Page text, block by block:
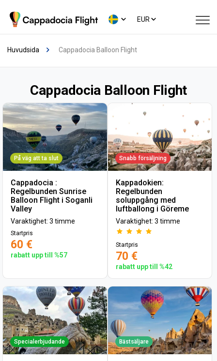
EUR
Huvudsida Cappadocia Balloon Flight
Cappadocia Balloon Flight
På väg att ta slut
Cappadocia :
Regelbunden Sunrise
Balloon Flight i Soganli
Valley
Varaktighet: 3 timme
Startpris
60 €
rabatt upp till %57
Snabb försäljning
Kappadokien:
Regelbunden
soluppgång med
luftballong i Göreme
Varaktighet: 3 timme
Startpris
70 €
rabatt upp till %42
Specialerbjudande Bästsäljare